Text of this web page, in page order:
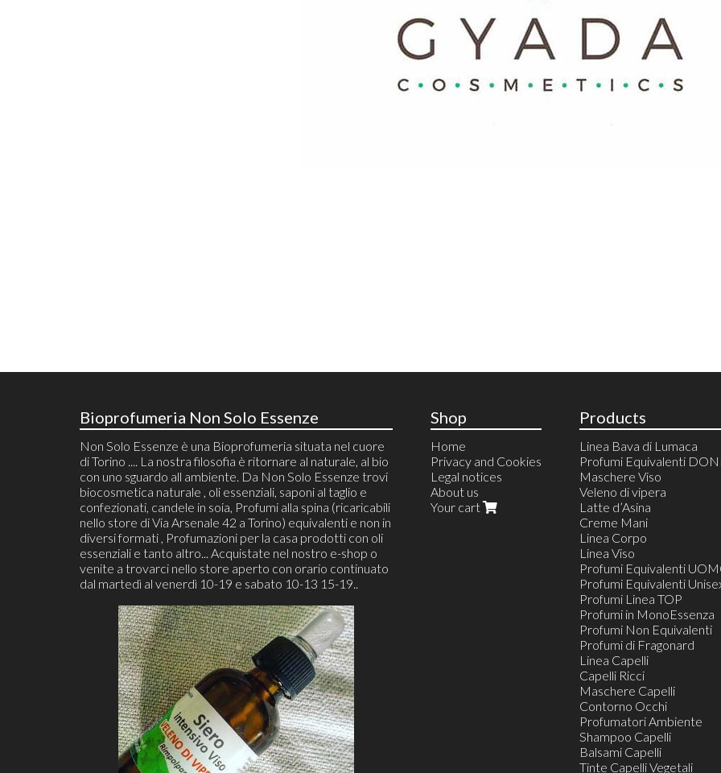
Bioprofumeria Non Solo Essenze
Non Solo Essenze è una Bioprofumeria situata nel cuore
di Torino .... La nostra filosofia è ritornare al naturale, al bio
con uno sguardo all ambiente. Da Non Solo Essenze trovi
biocosmetica naturale , oli essenziali, saponi al taglio e
confezionati, candele in soia, Profumi alla spina (ricaricabili
nello store di Via Arsenale 42 a Torino) equivalenti e non in
diversi formati , Profumazioni per la casa prodotti con oli
essenziali e tanto altro... Acquistate nel nostro e-shop o
venite a trovarci nello store aperto con orario continuato
dal martedì al venerdì 10-19 e sabato 10-13 15-19..
Shop
Home
Privacy and Cookies
Legal notices
About us
Your cart
Products
Linea Bava di Lumaca
Profumi Equivalenti
Maschere Viso
Veleno di vipera
Latte d’Asina
Creme Mani
Linea Corpo
Linea Viso
Profumi Equivalenti
Profumi Equivalenti
Profumi Linea TOP
Profumi in MonoEssenza
Profumi Non Equivalenti
Profumi di Fragonard
Linea Capelli
Capelli Ricci
Maschere Capelli
Contorno Occhi
Profumatori Ambiente
Shampoo Capelli
Balsami Capelli
Tinte Capelli Vegetali